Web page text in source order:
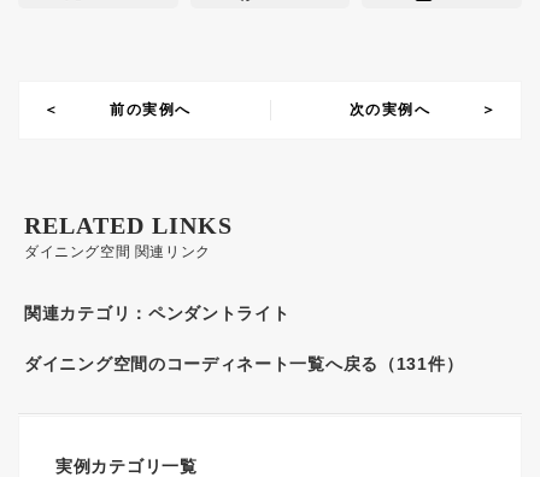
前の実例へ 次の実例へ
ダイニング空間 関連リンク
RELATED LINKS
関連カテゴリ： ペンダントライト
ダイニング空間のコーディネート一覧へ戻る（131件）
実例カテゴリ一覧